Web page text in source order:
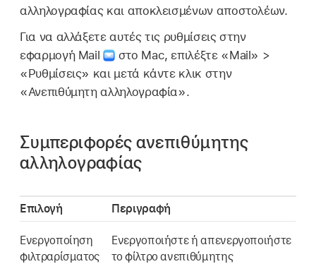
αλληλογραφίας και αποκλεισμένων αποστολέων.
Για να αλλάξετε αυτές τις ρυθμίσεις στην
εφαρμογή Mail
στο Mac, επιλέξτε «Mail» >
«Ρυθμίσεις» και μετά κάντε κλικ στην
«Ανεπιθύμητη αλληλογραφία».
Συμπεριφορές ανεπιθύμητης
αλληλογραφίας
Επιλογή Περιγραφή
Ενεργοποίηση
φιλτραρίσματος
Ενεργοποιήστε ή απενεργοποιήστε
το φίλτρο ανεπιθύμητης